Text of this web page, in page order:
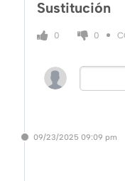
Sustitución
0 0
09/23/2025 09:09 pm